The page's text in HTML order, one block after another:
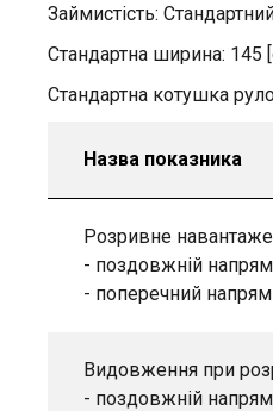
Займистість:
Стандартна ширина: 145
Стандартна котушка
Назва показника
Розривне
- поздовжній напрям
- поперечний напрям
Видовження при
- поздовжній напрям